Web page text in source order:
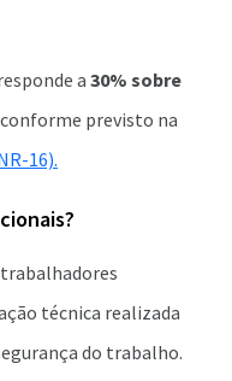
a 30% sobre
previsto na
16).
trabalhadores
técnica realizada
do trabalho.